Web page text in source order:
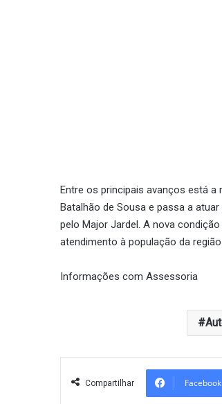
Entre os principais avanços está a
Batalhão de Sousa e passa a
pelo Major Jardel. A nova
atendimento à população da região.
Informações com Assessoria
Compartilhar Facebook